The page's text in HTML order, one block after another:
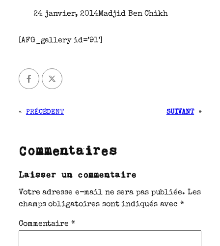
24 janvier, 2014Madjid Ben Chikh
[AFG_gallery id=’91’]
« PRÉCÉDENT SUIVANT »
Commentaires
Laisser un commentaire
Votre adresse e-mail ne sera pas publiée. Les
champs obligatoires sont indiqués avec*
Commentaire *